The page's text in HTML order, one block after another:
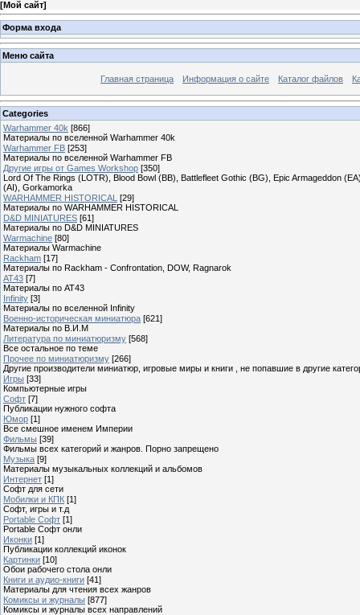
[Мой сайт]
Форма входа
Меню сайта
Главная страница Информация о сайте Каталог файлов
Categories
Warhammer 40k [866]
Материалы по вселенной Warhammer 40k
Warhammer FB [253]
Материалы по вселенной Warhammer FB
Другие игры от Games Workshop [350]
Lord Of The Rings (LOTR), Blood Bowl (BB), Battlefleet Gothic (BG), Epic Armageddon
(AI), Gorkamorka
WARHAMMER HISTORICAL [29]
Материалы по WARHAMMER HISTORICAL
D&D MINIATURES [61]
Материалы по D&D MINIATURES
Warmachine [80]
Материалы Warmachine
Rackham [17]
Материалы по Rackham - Confrontation, DOW, Ragnarok
AT43 [7]
Материалы по AT43
Infinity [3]
Материалы по вселенной Infinity
Военно-историческая миниатюра [621]
Материалы по В.И.М
Литература по миниатюризму [568]
Все остальное по теме
Прочее по миниатюризму [266]
Другие производители миниатюр, игровые миры и книги , не попавшие в другие
Игры [33]
Компьютерные игры
Софт [7]
Публикации нужного софта
Юмор [1]
Все смешное именем Империи
Фильмы [39]
Фильмы всех категорий и жанров. Порно запрещено
Музыка [9]
Материалы музыкальных коллекций и альбомов
Интернет [1]
Софт для сети
Мобилки и КПК [1]
Софт, игры и т.д
Portable Софт [1]
Portable Софт онли
Иконки [1]
Публикации коллекций иконок
Картинки [10]
Обои рабочего стола онли
Книги и аудио-книги [41]
Материалы для чтения всех жанров
Комиксы и журналы [877]
Комиксы и журналы всех направлений